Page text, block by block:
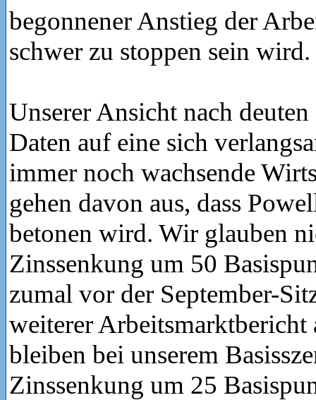
begonnener Anstieg der
schwer zu stoppen sein wird.
Unserer Ansicht nach
Daten auf eine sich
immer noch wachsende
gehen davon aus, dass
betonen wird. Wir glauben
Zinssenkung um 50
zumal vor der September-
weiterer Arbeitsmarktbericht
bleiben bei unserem
Zinssenkung um 25